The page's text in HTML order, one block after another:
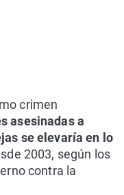
crimen
asesinadas a
se elevaría en lo
2003, según los
contra la